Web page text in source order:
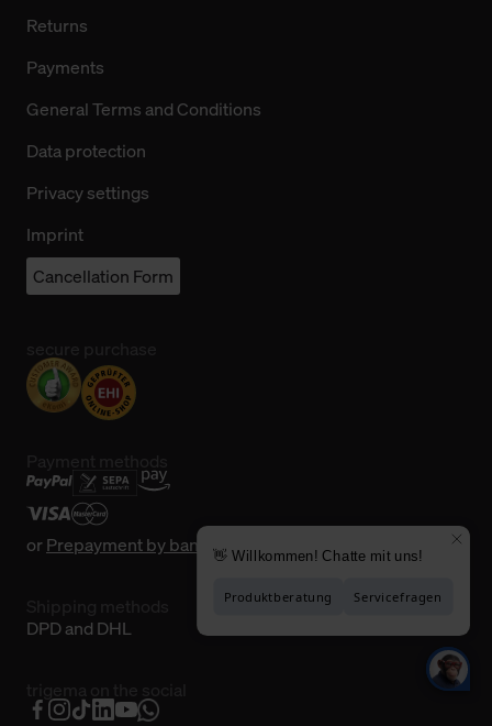
Returns
Payments
General Terms and Conditions
Data protection
Privacy settings
Imprint
Cancellation Form
orPrepayment by bank transfer
DPD and DHL